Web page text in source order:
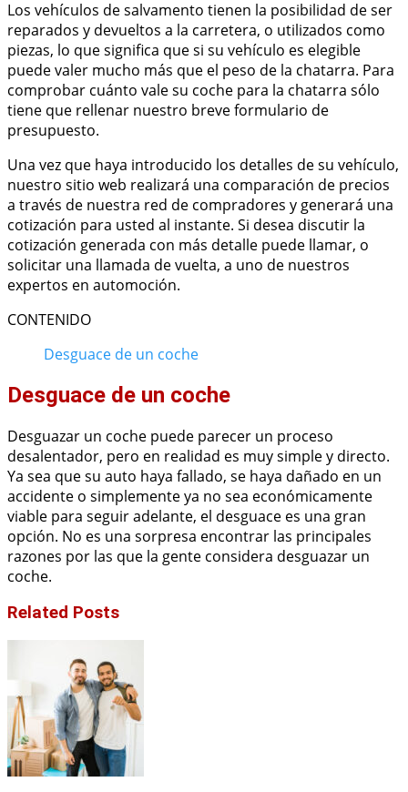
Los vehículos de salvamento tienen la posibilidad de ser
reparados y devueltos a la carretera, o utilizados como
piezas, lo que significa que si su vehículo es elegible
puede valer mucho más que el peso de la chatarra. Para
comprobar cuánto vale su coche para la chatarra sólo
tiene que rellenar nuestro breve formulario de
presupuesto.
Una vez que haya introducido los detalles de su vehículo,
nuestro sitio web realizará una comparación de precios
a través de nuestra red de compradores y generará una
cotización para usted al instante. Si desea discutir la
cotización generada con más detalle puede llamar, o
solicitar una llamada de vuelta, a uno de nuestros
expertos en automoción.
CONTENIDO
Desguace de un coche
Desguace de un coche
Desguazar un coche puede parecer un proceso
desalentador, pero en realidad es muy simple y directo.
Ya sea que su auto haya fallado, se haya dañado en un
accidente o simplemente ya no sea económicamente
viable para seguir adelante, el desguace es una gran
opción. No es una sorpresa encontrar las principales
razones por las que la gente considera desguazar un
coche.
Related Posts